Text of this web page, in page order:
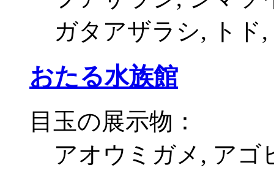
ガタアザラシ, トド
おたる水族館
目玉の展示物：
アオウミガメ, アゴ